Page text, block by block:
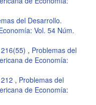
del Desarrollo.
Vol. 54 Núm.
, Problemas del
de Economía:
, Problemas del
de Economía: